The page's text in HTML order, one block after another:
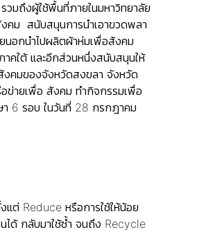
รวมถึงผู้ใช้พื้นที่ภายในมหาวิทยาลัย
คม สนับสนุนการนำเอาขวดพลา
นอกนำไปผลิตผ้าห่มเพื่อสังคม
าคใต้ และอีกส่วนหนึ่งสนับสนุนให้
คมของจังหวัดสงขลา จังหวัด
ข่ายเพื่อ สังคม ทำกิจกรรมเพื่อ
า 6 รอบ ในวันที่ 28 กรกฎาคม
แต่ Reduce หรือการใช้ให้น้อย
ด้ กลับมาใช้ซ้ำ จนถึง Recycle